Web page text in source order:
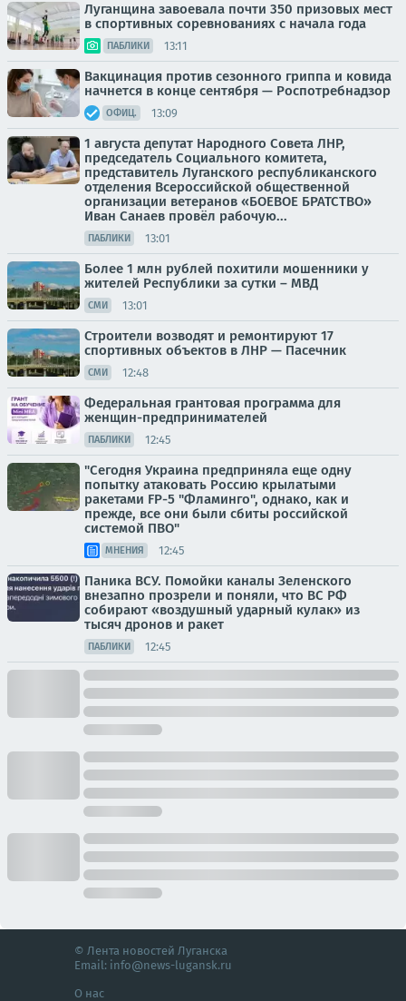
Луганщина завоевала почти 350 призовых мест
в спортивных соревнованиях с начала года
ПАБЛИКИ 13:11
Вакцинация против сезонного гриппа и ковида
начнется в конце сентября — Роспотребнадзор
ОФИЦ. 13:09
1 августа депутат Народного Совета ЛНР,
председатель Социального комитета,
представитель Луганского республиканского
отделения Всероссийской общественной
организации ветеранов «БОЕВОЕ БРАТСТВО»
Иван Санаев провёл рабочую...
ПАБЛИКИ 13:01
Более 1 млн рублей похитили мошенники у
жителей Республики за сутки – МВД
СМИ 13:01
Строители возводят и ремонтируют 17
спортивных объектов в ЛНР — Пасечник
СМИ 12:48
Федеральная грантовая программа для
женщин-предпринимателей
ПАБЛИКИ 12:45
"Сегодня Украина предприняла еще одну
попытку атаковать Россию крылатыми
ракетами FP-5 "Фламинго", однако, как и
прежде, все они были сбиты российской
системой ПВО"
МНЕНИЯ 12:45
Паника ВСУ. Помойки каналы Зеленского
внезапно прозрели и поняли, что ВС РФ
собирают «воздушный ударный кулак» из
тысяч дронов и ракет
ПАБЛИКИ 12:45
© Лента новостей Луганска
Email: info@news-lugansk.ru
О нас